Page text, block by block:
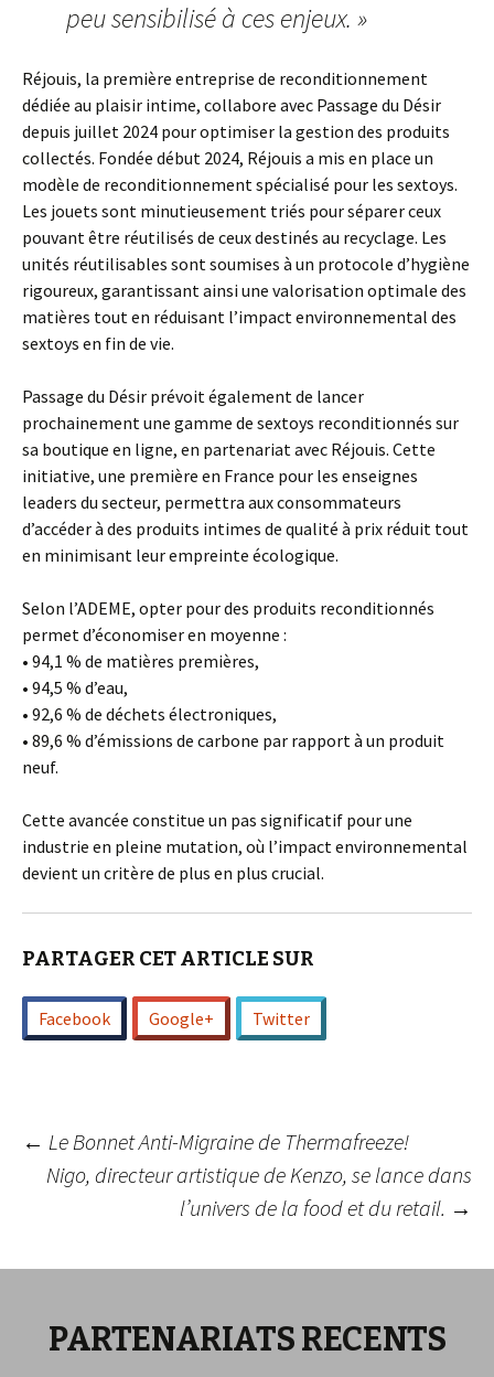
peu sensibilisé à ces enjeux. »
Réjouis, la première entreprise de reconditionnement
dédiée au plaisir intime, collabore avec Passage du Désir
depuis juillet 2024 pour optimiser la gestion des produits
collectés. Fondée début 2024, Réjouis a mis en place un
modèle de reconditionnement spécialisé pour les sextoys.
Les jouets sont minutieusement triés pour séparer ceux
pouvant être réutilisés de ceux destinés au recyclage. Les
unités réutilisables sont soumises à un protocole d’hygiène
rigoureux, garantissant ainsi une valorisation optimale des
matières tout en réduisant l’impact environnemental des
sextoys en fin de vie.
Passage du Désir prévoit également de lancer
prochainement une gamme de sextoys reconditionnés sur
sa boutique en ligne, en partenariat avec Réjouis. Cette
initiative, une première en France pour les enseignes
leaders du secteur, permettra aux consommateurs
d’accéder à des produits intimes de qualité à prix réduit tout
en minimisant leur empreinte écologique.
Selon l’ADEME, opter pour des produits reconditionnés
permet d’économiser en moyenne :
• 94,1 % de matières premières,
• 94,5 % d’eau,
• 92,6 % de déchets électroniques,
• 89,6 % d’émissions de carbone par rapport à un produit
neuf.
Cette avancée constitue un pas significatif pour une
industrie en pleine mutation, où l’impact environnemental
devient un critère de plus en plus crucial.
PARTAGER CET ARTICLE SUR
Facebook Google+ Twitter
Navigation
← Le Bonnet Anti-Migraine de Thermafreeze!
Nigo, directeur artistique de Kenzo, se lance dans
l’univers de la food et du retail. →
PARTENARIATS RECENTS